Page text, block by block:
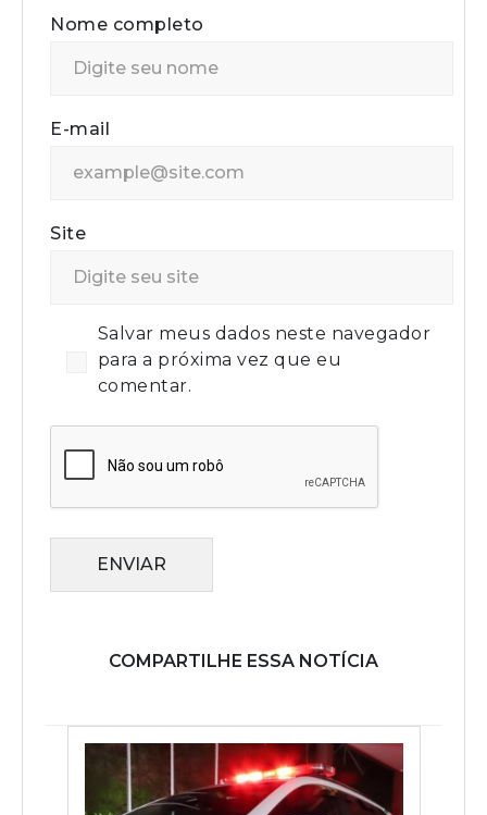
Nome completo
E-mail
Site
Salvar meus dados neste navegador
para a próxima vez que eu
comentar.
ENVIAR
COMPARTILHE ESSA NOTÍCIA